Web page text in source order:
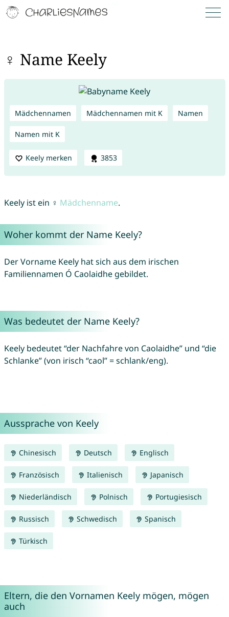
♀ Name Keely
Mädchennamen Mädchennamen mit K Namen
Namen mit K
Keely merken 3853
Keely ist ein ♀ Mädchenname.
Woher kommt der Name Keely?
Der Vorname Keely hat sich aus dem irischen
Familiennamen Ó Caolaidhe gebildet.
Was bedeutet der Name Keely?
Keely bedeutet “der Nachfahre von Caolaidhe” und “die
Schlanke” (von irisch “caol” = schlank/eng).
Aussprache von Keely
Chinesisch Deutsch Englisch
Französisch Italienisch Japanisch
Niederländisch Polnisch Portugiesisch
Russisch Schwedisch Spanisch
Türkisch
Eltern, die den Vornamen Keely mögen, mögen
auch